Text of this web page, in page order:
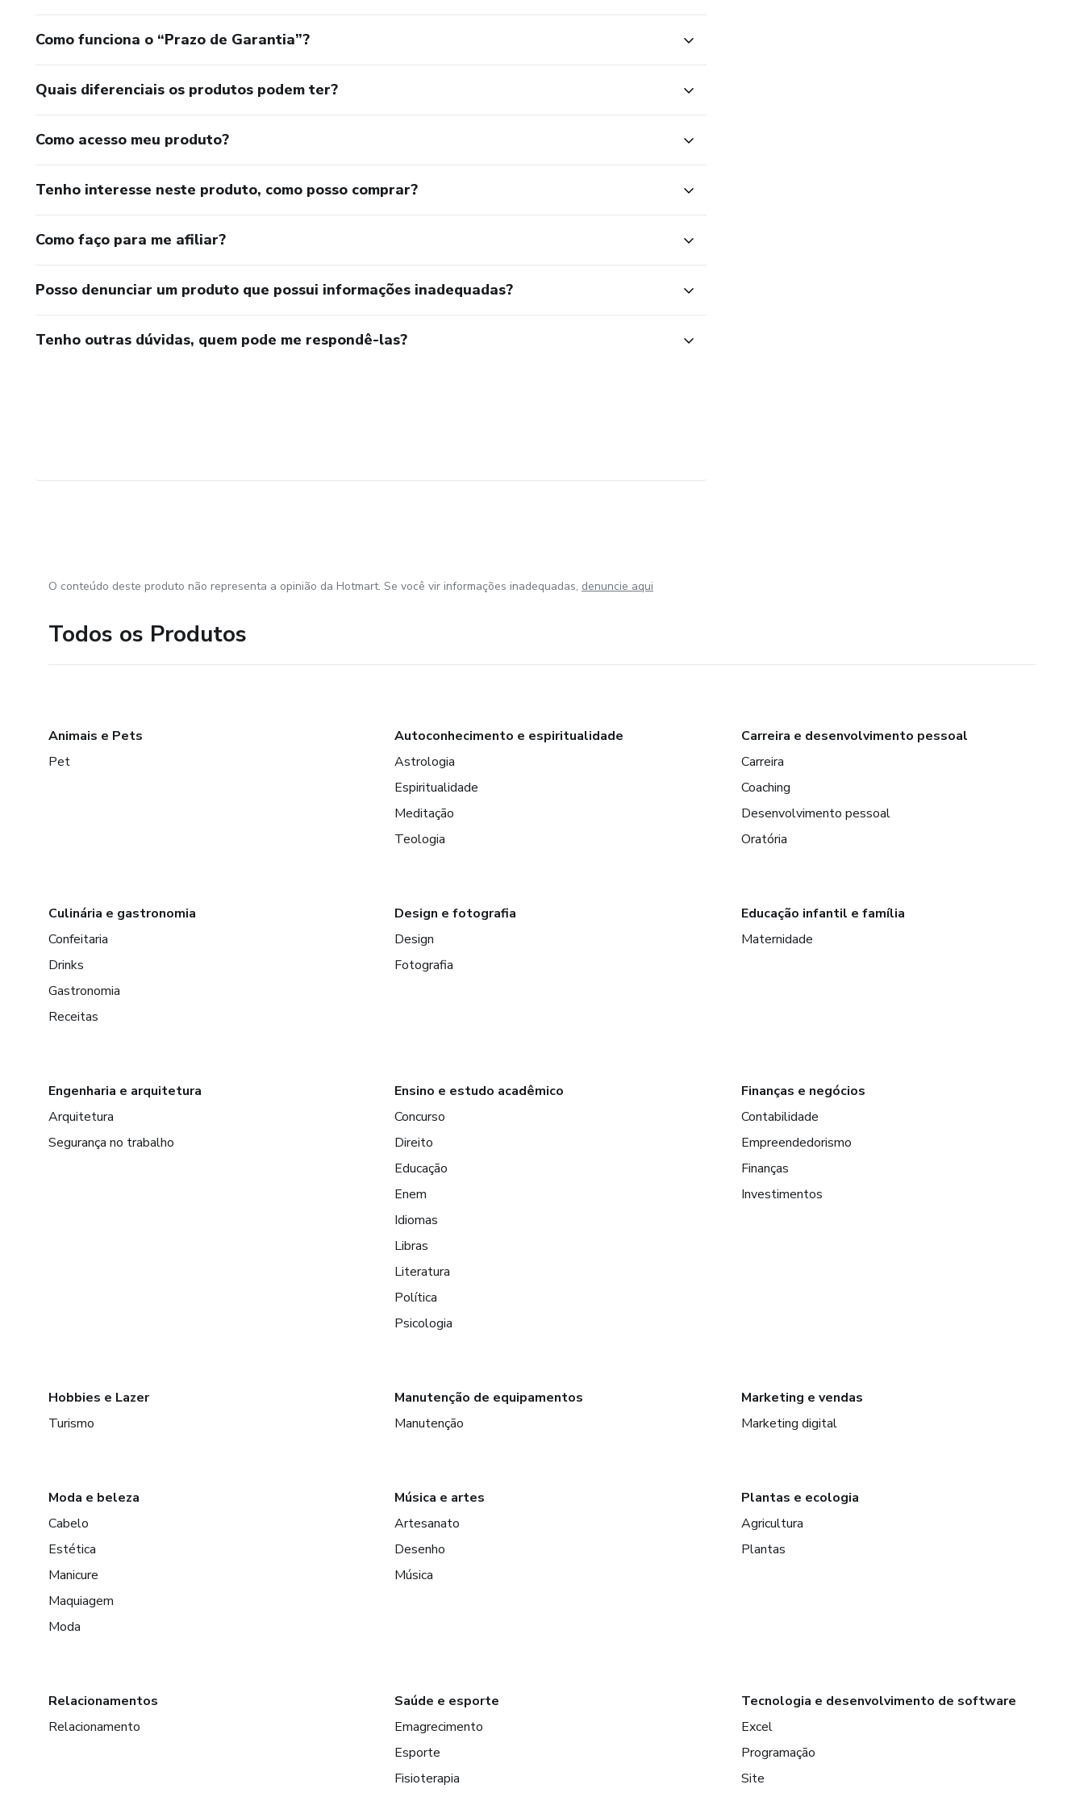
Garanta o seu acesso agora e comece a eternizar legados.
Como funciona o “Prazo de Garantia”?
Quais diferenciais os produtos podem ter?
Como acesso meu produto?
Tenho interesse neste produto, como posso comprar?
Como faço para me afiliar?
Posso denunciar um produto que possui informações inadequadas?
Tenho outras dúvidas, quem pode me respondê-las?
O conteúdo deste produto não representa a opinião da Hotmart. Se você vir informações inadequadas, denuncie aqui
Todos os Produtos
Animais e Pets
Pet
Autoconhecimento e espiritualidade
Astrologia
Espiritualidade
Meditação
Teologia
Carreira e desenvolvimento pessoal
Carreira
Coaching
Desenvolvimento pessoal
Oratória
Culinária e gastronomia
Confeitaria
Drinks
Gastronomia
Receitas
Design e fotografia
Design
Fotografia
Educação infantil e família
Maternidade
Engenharia e arquitetura
Arquitetura
Segurança no trabalho
Ensino e estudo acadêmico
Concurso
Direito
Educação
Enem
Idiomas
Libras
Literatura
Política
Psicologia
Finanças e negócios
Contabilidade
Empreendedorismo
Finanças
Investimentos
Hobbies e Lazer
Turismo
Manutenção de equipamentos
Manutenção
Marketing e vendas
Marketing digital
Moda e beleza
Cabelo
Estética
Manicure
Maquiagem
Moda
Música e artes
Artesanato
Desenho
Música
Plantas e ecologia
Agricultura
Plantas
Relacionamentos
Relacionamento
Saúde e esporte
Emagrecimento
Esporte
Fisioterapia
Tecnologia e desenvolvimento de software
Excel
Programação
Site